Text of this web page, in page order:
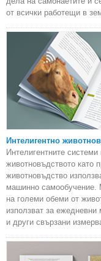
от всички работещи в
Интелигентно
Интелигентните
животновъдството като
животновъдство
машинно самообучение.
на големи обеми от
използват за
и други свързани